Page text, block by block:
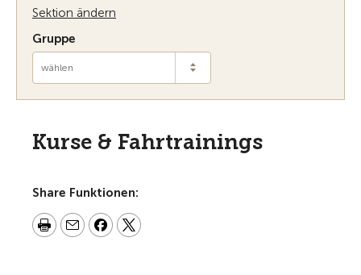
Sektion ändern
Gruppe
wählen
Kurse & Fahrtrainings
Share Funktionen: